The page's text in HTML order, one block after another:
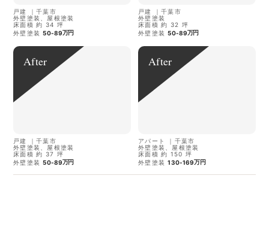
戸建 ｜千葉市
外壁塗装、屋根塗装
床面積 約 34 坪
外壁塗装 50-89万円
戸建 ｜千葉市
外壁塗装
床面積 約 32 坪
外壁塗装 50-89万円
After
戸建 ｜千葉市
外壁塗装、屋根塗装
床面積 約 37 坪
外壁塗装 50-89万円
After
アパート ｜ 千葉市
外壁塗装、屋根塗装
床面積 約 150 坪
外壁塗装 130-169万円